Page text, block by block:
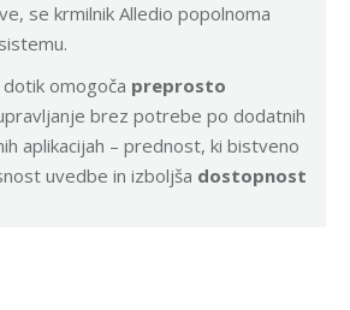
se krmilnik Alledio popolnoma
omogoča preprosto
brez potrebe po dodatnih
aplikacijah – prednost, ki bistveno
uvedbe in izboljša dostopnost